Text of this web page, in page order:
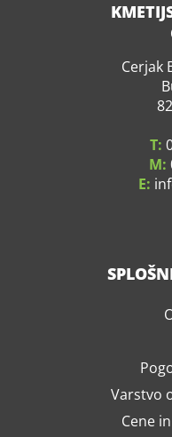
Cerjak
T:
M:
E:
Varstvo
Cene